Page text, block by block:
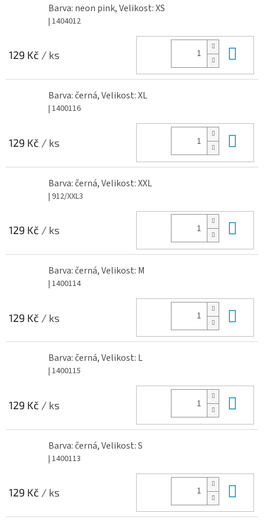
Barva: neon pink, Velikost: XS
| 1404012
129 Kč / ks
Barva: černá, Velikost: XL
| 1400116
129 Kč / ks
Barva: černá, Velikost: XXL
| 912/XXL3
129 Kč / ks
Barva: černá, Velikost: M
| 1400114
129 Kč / ks
Barva: černá, Velikost: L
| 1400115
129 Kč / ks
Barva: černá, Velikost: S
| 1400113
129 Kč / ks